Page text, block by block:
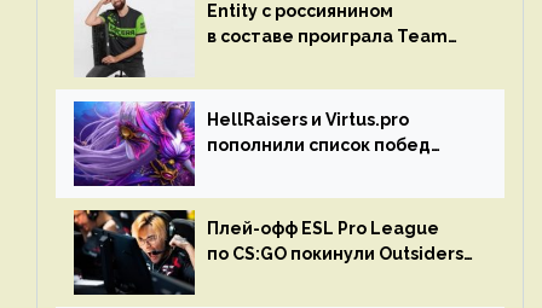
Entity с россиянином
в составе проиграла Team
HellRaisers и Virtus.pro
пополнили список побед
Плей-офф ESL Pro League
по CS:GO покинули Outsiders